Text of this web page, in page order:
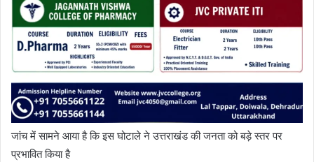
जांच में सामने आया है कि इस घोटाले ने उत्तराखंड की जनता को बड़े स्तर पर
प्रभावित किया है